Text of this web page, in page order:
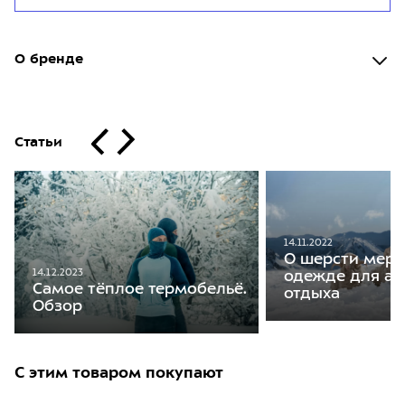
О бренде
Статьи
14.12.2023
Самое тёплое термобельё.
Обзор
14.11.2022
О шерсти
одежде для
отдыха
С этим товаром покупают